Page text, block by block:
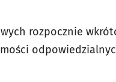
rozpocznie